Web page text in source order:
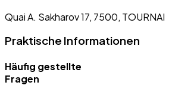
Quai A. Sakharov 17, 7500, TOURNAI
Praktische Informationen
Häufig gestellte
Fragen